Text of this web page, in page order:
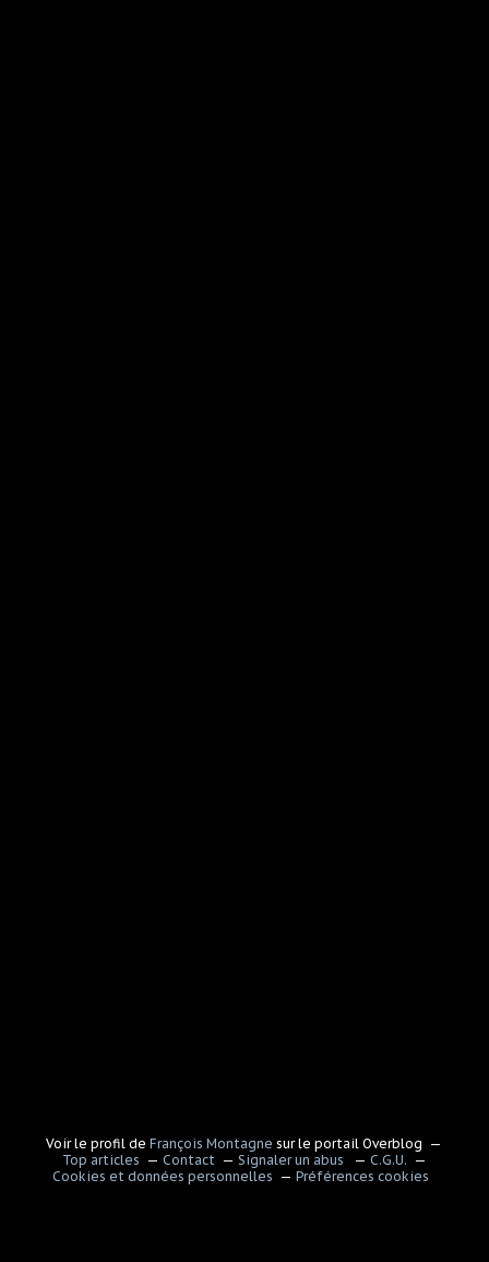
Voir le profil deFrançois Montagne sur le portail Overblog
Top articles
Contact Signaler un abus
C.G.U.
Cookies et données personnelles
Préférences cookies